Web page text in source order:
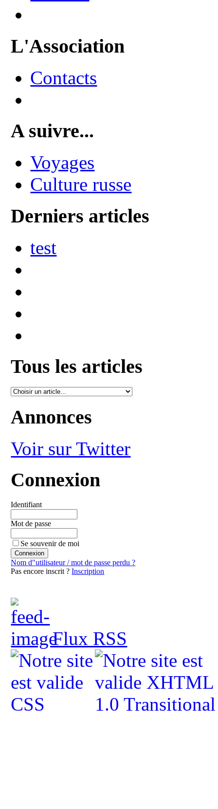
L'Association
Contacts
A suivre...
Voyages
Culture russe
Derniers articles
test
Tous les articles
Annonces
Voir sur Twitter
Connexion
Identifiant
Mot de passe
Se souvenir de moi
Nom d"utilisateur / mot de passe perdu ?
Pas encore inscrit ?Inscription
Flux RSS